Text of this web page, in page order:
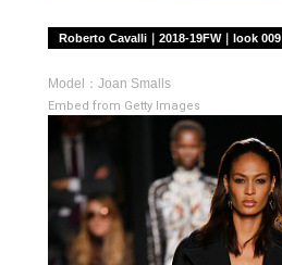
Roberto Cavalli｜2018-19FW｜look 009
Model：Joan Smalls
Embed from Getty Images